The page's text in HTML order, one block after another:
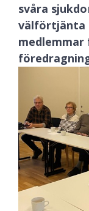
svåra
välförtjänta